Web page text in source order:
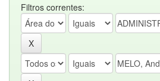
Filtros correntes: